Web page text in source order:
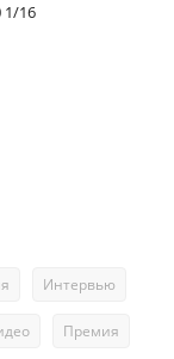
1/16
Интервью
Премия